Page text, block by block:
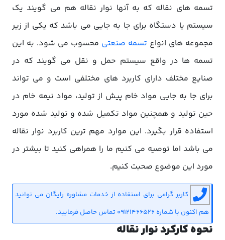
تسمه های نقاله که به آنها نوار نقاله هم می گویند یک
سیستم یا دستگاه برای جا به جایی می باشد که یکی از زیر
مجموعه های انواع تسمه صنعتی محسوب می شود. به این
تسمه ها در واقع سیستم حمل و نقل می گویند که در
صنایع مختلف دارای کاربرد های مختلفی است و می تواند
برای جا به جایی مواد خام پیش از تولید، مواد نیمه خام در
حین تولید و همچنین مواد تکمیل شده و تولید شده مورد
استفاده قرار بگیرد. این موارد مهم ترین کاربرد نوار نقاله
می باشد اما توصیه می کنیم ما را همراهی کنید تا بیشتر در
مورد این موضوع صحبت کنیم.
کاربر گرامی برای استفاده از خدمات مشاوره رایگان می توانید
هم اکنون با شماره 09121466526 تماس حاصل فرمایید.
نحوه کارکرد نوار نقاله